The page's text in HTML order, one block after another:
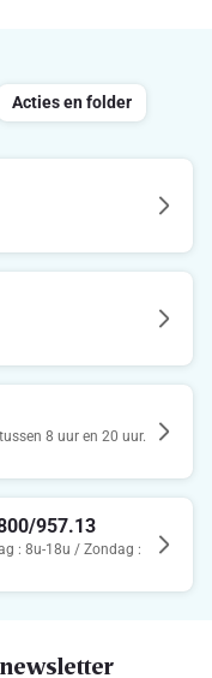
Acties en folder
8 uur en 20 uur.
957.13
: 8u-18u / Zondag :